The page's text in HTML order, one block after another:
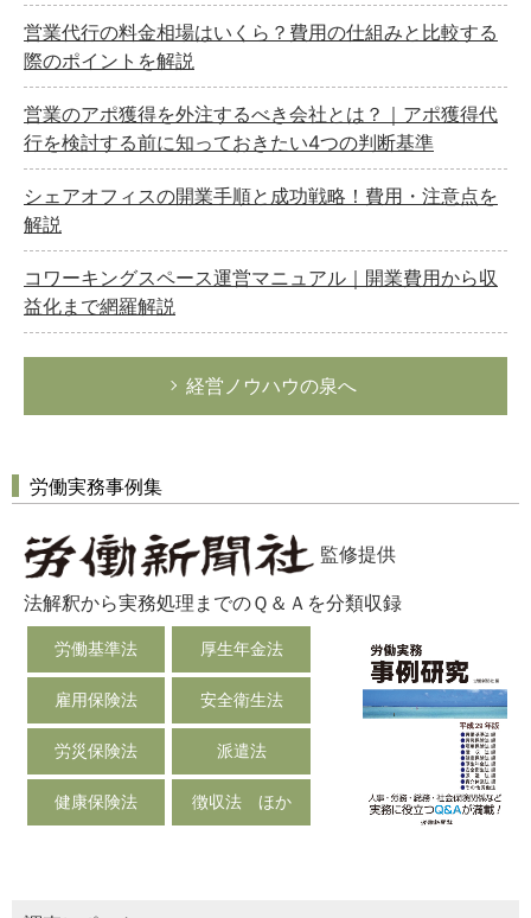
営業代行の料金相場はいくら？費用の仕組みと比較する
際のポイントを解説
営業のアポ獲得を外注するべき会社とは？｜アポ獲得代
行を検討する前に知っておきたい4つの判断基準
シェアオフィスの開業手順と成功戦略！費用・注意点を
解説
コワーキングスペース運営マニュアル｜開業費用から収
益化まで網羅解説
経営ノウハウの泉へ
労働実務事例集
監修提供
法解釈から実務処理までのＱ＆Ａを分類収録
労働基準法 厚生年金法
雇用保険法 安全衛生法
労災保険法 派遣法
健康保険法 徴収法 ほか